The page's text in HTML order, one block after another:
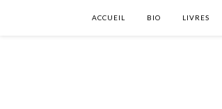
ACCUEIL BIO LIVRES